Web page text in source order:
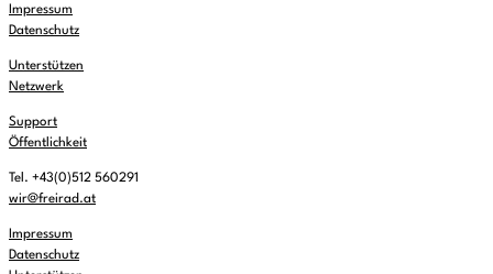
Impressum
Datenschutz
Unterstützen
Netzwerk
Support
Öffentlichkeit
Tel. +43(0)512 560291
wir@freirad.at
Impressum
Datenschutz